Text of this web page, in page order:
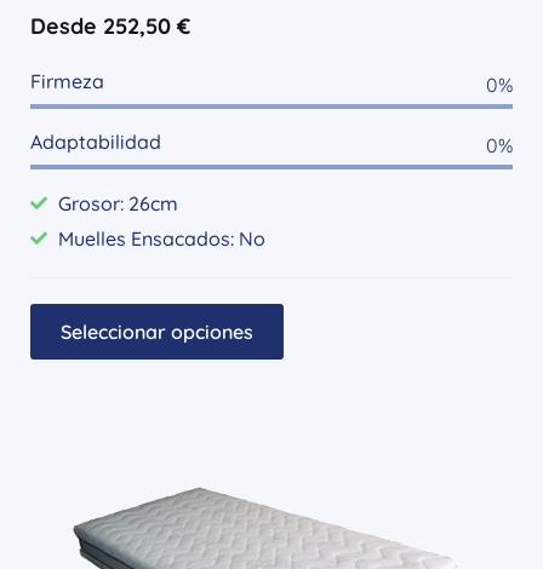
Desde 252,50 €
Firmeza 0%
Adaptabilidad 0%
Grosor: 26cm
Muelles Ensacados: No
Seleccionar opciones